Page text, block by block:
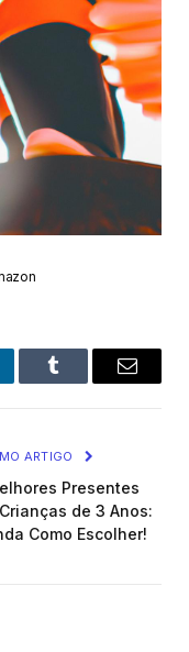
Tumblr
E-
ARTIGO
Presentes
de 3 Anos:
Como Escolher!